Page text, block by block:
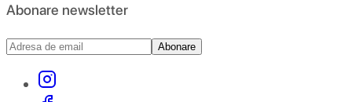
Abonare newsletter
Abonare